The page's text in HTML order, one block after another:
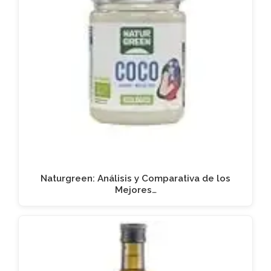
Naturgreen: Análisis y Comparativa de los
Mejores…